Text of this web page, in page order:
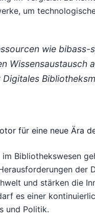
um
wie
Wissensaustausch
für eine neue Ära
im Bibliothekswesen
der
und stärken die
es einer
und Politik.